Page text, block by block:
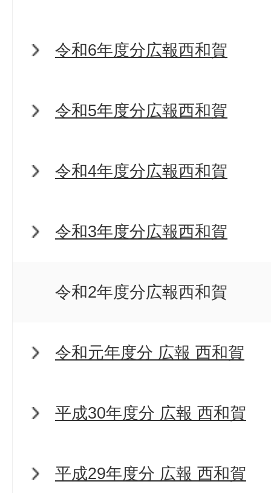
令和6年度分広報西和賀
令和5年度分広報西和賀
令和4年度分広報西和賀
令和3年度分広報西和賀
令和2年度分広報西和賀
令和元年度分 広報 西和賀
平成30年度分 広報 西和賀
平成29年度分 広報 西和賀